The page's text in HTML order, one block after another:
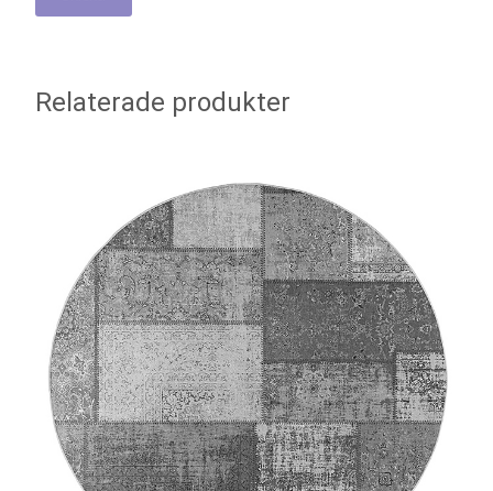
Relaterade produkter